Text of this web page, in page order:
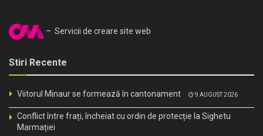
– Servicii de creare site web
Stiri Recente
Viitorul Minaur se formează în cantonament 9 AUGUST 2026
Conflict între frați, încheiat cu ordin de protecție la Sighetu
Marmației